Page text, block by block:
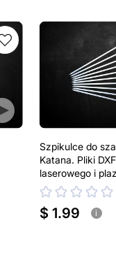
Szpikulce do
Katana. Pliki
laserowego i
$ 1.99 i